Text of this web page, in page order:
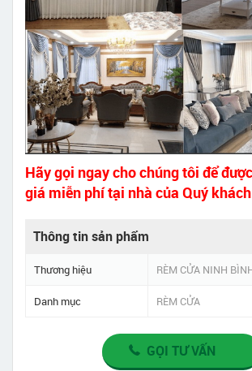
Hãy gọi ngay cho chúng tôi để
giá miễn phí tại nhà của Quý
Thông tin sản phẩm
Thương hiệu RÈM CỬA NINH
Danh mục RÈM CỬA
GỌI TƯ VẤN